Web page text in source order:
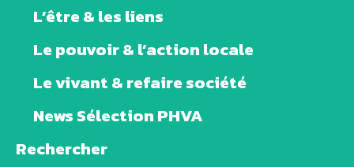
L’être & les liens
Le pouvoir & l’action locale
Le vivant & refaire société
News Sélection PHVA
Rechercher